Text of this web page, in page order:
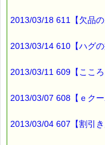
2013/03/18 611【欠品の
2013/03/14 610【ハグの
2013/03/11 609【ここ
2013/03/07 608【ｅクー
2013/03/04 607【割引き